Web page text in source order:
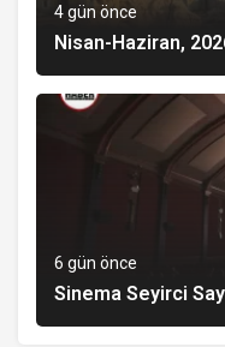
4 gün önce
Nisan-Haziran,
6 gün önce
Sinema Seyirci